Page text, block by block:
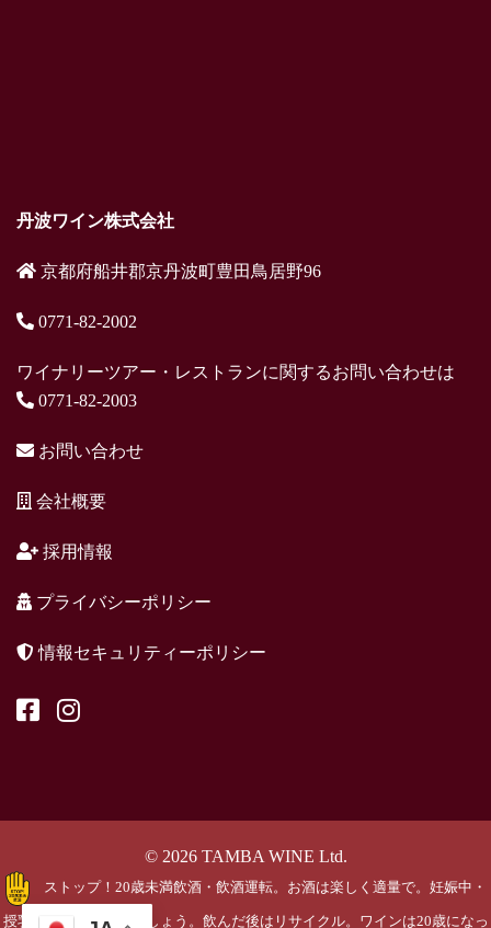
丹波ワイン株式会社
京都府船井郡京丹波町豊田鳥居野96
0771-82-2002
ワイナリーツアー・レストランに関するお問い合わせは
0771-82-2003
お問い合わせ
会社概要
採用情報
プライバシーポリシー
情報セキュリティーポリシー
© 2026 TAMBA WINE Ltd.
ストップ！20歳未満飲酒・飲酒運転。お酒は楽しく適量で。妊娠中・
授乳期の飲酒はやめましょう。飲んだ後はリサイクル。ワインは20歳になっ